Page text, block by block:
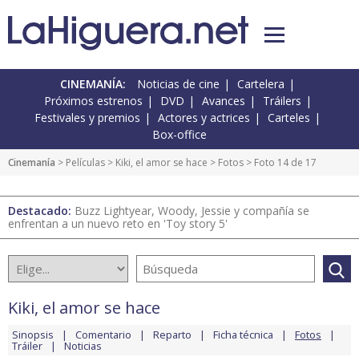
CINEMANÍA: Noticias de cine
Cartelera
Próximos estrenos
DVD Avances
Tráilers
Festivales y premios
Actores y actrices
Carteles
Box-office
Cinemanía > Películas > Kiki, el amor se hace > Fotos > Foto 14 de 17
Destacado: Buzz Lightyear, Woody, Jessie y compañía se
enfrentan a un nuevo reto en 'Toy story 5'
Kiki, el amor se hace
Sinopsis Comentario Reparto Ficha técnica Fotos
Tráiler Noticias